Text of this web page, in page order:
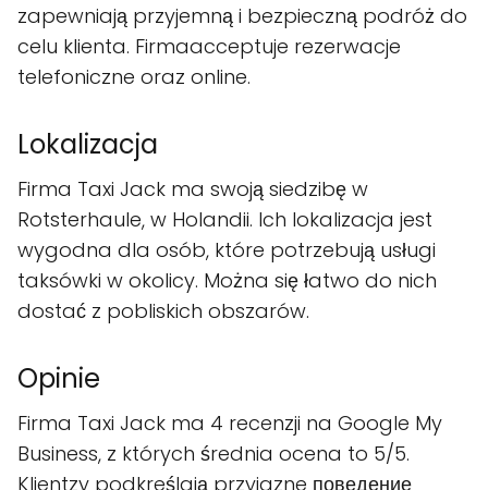
zapewniają przyjemną i bezpieczną podróż do
celu klienta. Firmaacceptuje rezerwacje
telefoniczne oraz online.
Lokalizacja
Firma Taxi Jack ma swoją siedzibę w
Rotsterhaule, w Holandii. Ich lokalizacja jest
wygodna dla osób, które potrzebują usługi
taksówki w okolicy. Można się łatwo do nich
dostać z pobliskich obszarów.
Opinie
Firma Taxi Jack ma 4 recenzji na Google My
Business, z których średnia ocena to 5/5.
Klientzy podkreślają przyjazne поведение